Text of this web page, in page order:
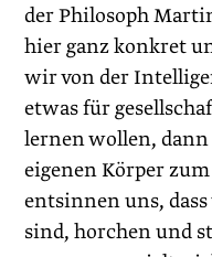
der Philosoph
hier ganz konkret
wir von der
etwas für
lernen wollen,
eigenen Körper
entsinnen uns,
sind, horchen und